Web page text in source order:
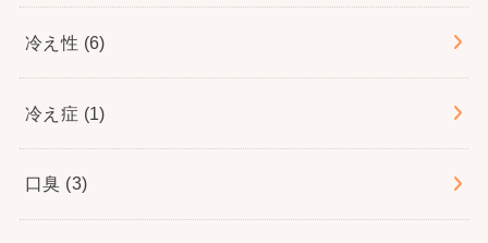
冷え性 (6)
冷え症 (1)
口臭 (3)